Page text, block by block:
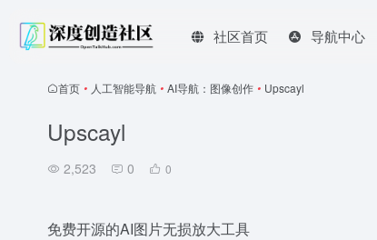
社区首页 导航中心
首页 • 人工智能导航 • AI导航：图像创作 • Upscayl
Upscayl
2,523 0 0
免费开源的AI图片无损放大工具